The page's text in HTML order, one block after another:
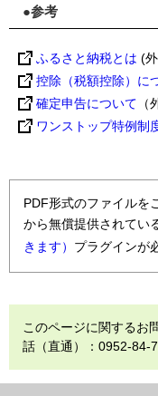
●参考
ふるさと納税とは (
控除（税額控除）に
確定申告について （
ワンストップ特例制
PDF形式のファイルを
から無償提供されてい
きます） プラグインが
このページに関する
話（直通）：0952-84-